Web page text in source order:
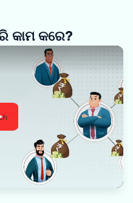
କାମ କରେ?